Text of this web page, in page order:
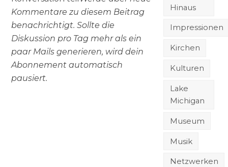
Kommentare zu diesem Beitrag
benachrichtigt. Sollte die
Diskussion pro Tag mehr als ein
paar Mails generieren, wird dein
Abonnement automatisch
pausiert.
Hinaus
Impressionen
Kirchen
Kulturen
Lake
Michigan
Museum
Musik
Netzwerken